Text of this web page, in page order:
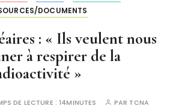
DOCUMENTS
: « Ils veulent nous
à respirer de la
»
DE LECTURE :14MINUTES PAR TCNA